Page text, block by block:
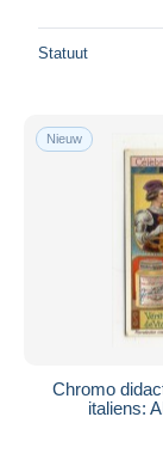
Statuut
Nieuw
Chromo
italiens: